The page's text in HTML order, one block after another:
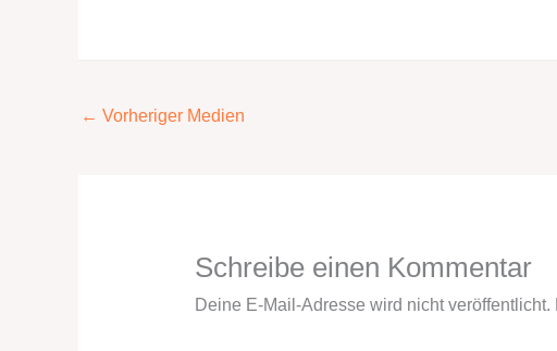
← Vorheriger Medien
Schreibe einen Kommentar
Deine E-Mail-Adresse wird nicht veröffentlicht.